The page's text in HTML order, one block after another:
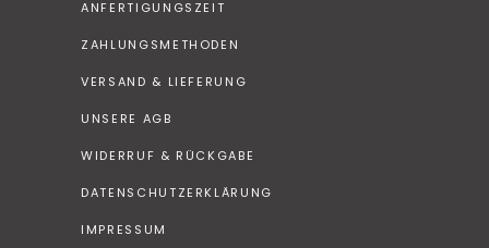
ANFERTIGUNGSZEIT
ZAHLUNGSMETHODEN
VERSAND & LIEFERUNG
UNSERE AGB
WIDERRUF & RÜCKGABE
DATENSCHUTZERKLÄRUNG
IMPRESSUM